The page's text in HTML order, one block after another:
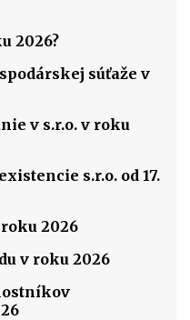
2026?
súťaže v
v s.r.o. v roku
s.r.o. od 17.
2026
v roku 2026